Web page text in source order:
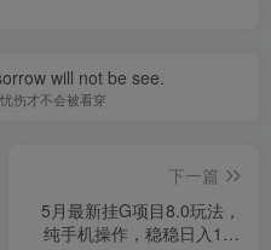
will not be see.
伤才不会被看穿
下一篇
5月最新挂G项目8.0玩法，
纯手机操作，稳稳日入1k+